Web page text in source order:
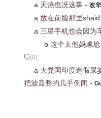
a 天热也没这事 - 改
a 放在前脸那里shaid
a 三星手机也会因为
b 这个太他妈尴
(0)
a 大粪国印度造假屎
把波音整的几乎倒闭 -